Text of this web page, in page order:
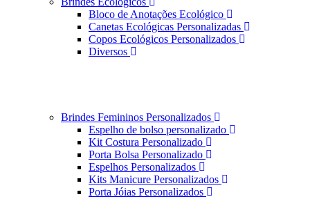
Bloco de Anotações Ecológico
Canetas Ecológicas Personalizadas
Copos Ecológicos Personalizados
Diversos
Brindes Femininos Personalizados
Espelho de bolso personalizado
Kit Costura Personalizado
Porta Bolsa Personalizado
Espelhos Personalizados
Kits Manicure Personalizados
Porta Jóias Personalizados